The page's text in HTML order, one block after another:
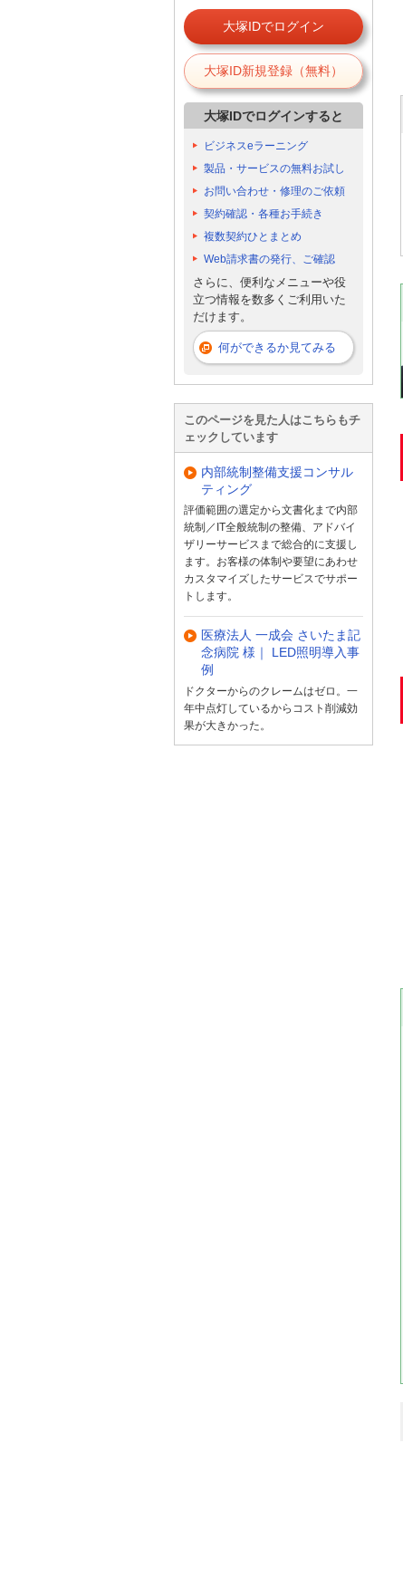
大塚IDでログイン
大塚ID新規登録（無料）
大塚IDでログインすると
ビジネスeラーニング
製品・サービスの無料お試し
お問い合わせ・修理のご依頼
契約確認・各種お手続き
複数契約ひとまとめ
Web請求書の発行、ご確認
さらに、便利なメニューや役
立つ情報を数多くご利用いた
だけます。
何ができるか見てみる
このページを見た人はこちらもチ
ェックしています
内部統制整備支援コンサル
ティング
評価範囲の選定から文書化まで内部
統制／IT全般統制の整備、アドバイ
ザリーサービスまで総合的に支援し
ます。お客様の体制や要望にあわせ
カスタマイズしたサービスでサポー
トします。
医療法人 一成会 さいたま記
念病院 様｜ LED照明導入事
例
ドクターからのクレームはゼロ。一
年中点灯しているからコスト削減効
果が大きかった。